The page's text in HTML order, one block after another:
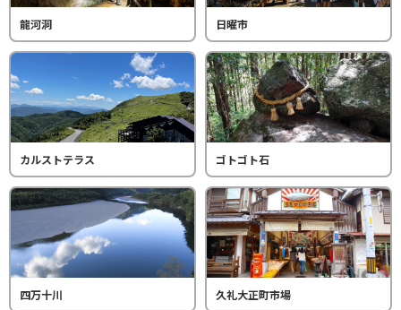
龍河洞 日曜市
カルストテラス ゴトゴト石
四万十川 久礼大正町市場